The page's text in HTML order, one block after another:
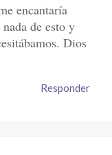
encantaría
de esto y
Dios
Responder